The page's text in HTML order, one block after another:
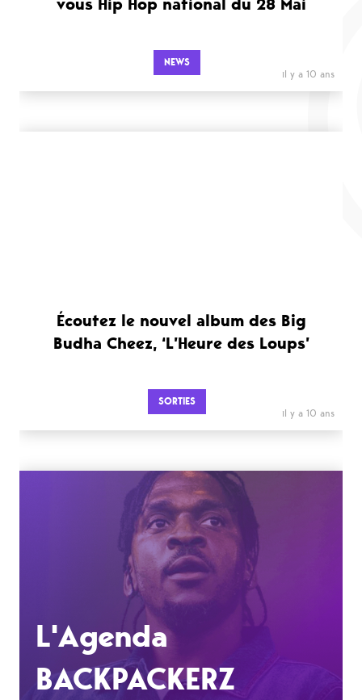
NEWS
il y a 10 ans
Écoutez le nouvel album des Big
Budha Cheez, ‘L’Heure des Loups’
SORTIES
il y a 10 ans
L'Agenda
BACKPACKERZ